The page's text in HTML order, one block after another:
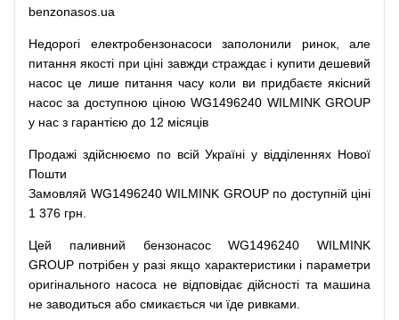
benzonasos.ua
Недорогі електробензонасоси заполонили ринок,
але
питання якості при ціні завжди страждає і купити дешевий
насос це лише питання часу коли ви придбаєте якісний
насос за доступною ціною WG1496240 WILMINK GROUP
у нас з гарантією до 12 місяців
Продажі здійснюємо по всій Україні у відділеннях Нової
Пошти
Замовляй WG1496240 WILMINK GROUP по доступній ціні
1 376 грн.
Цей паливний бензонасосWG1496240 WILMINK
GROUP потрібен у разі якщо характеристики і параметри
оригінального насоса не відповідає дійсності та машина
не заводиться або смикається чи їде ривками